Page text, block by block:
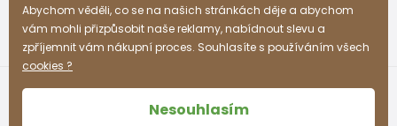
Abychom věděli, co se na našich stránkách děje a abychom
vám mohli přizpůsobit naše reklamy, nabídnout slevu a
zpříjemnit vám nákupní proces. Souhlasíte s používáním všech
cookies ?
Nesouhlasím